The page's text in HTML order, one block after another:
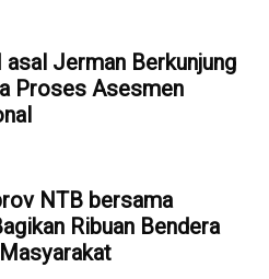
Jerman Berkunjung
Proses Asesmen
NTB bersama
Ribuan Bendera